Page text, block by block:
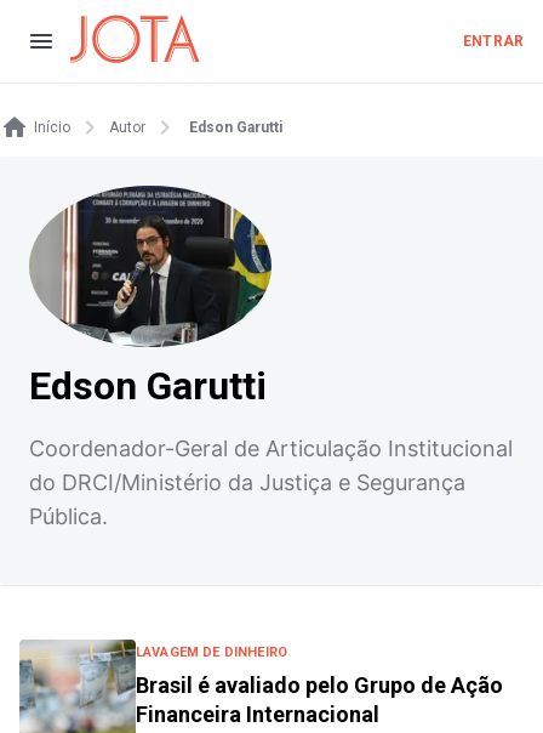
ENTRAR
Início Autor Edson Garutti
Edson Garutti
Coordenador-Geral de Articulação Institucional
do DRCI/Ministério da Justiça e Segurança
Pública.
LAVAGEM DE DINHEIRO
Brasil é avaliado pelo Grupo de Ação
Financeira Internacional